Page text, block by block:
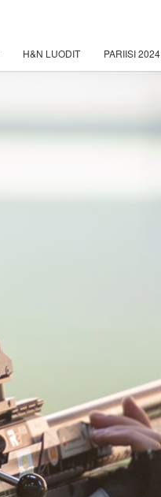
H&N LUODIT PARIISI 2024